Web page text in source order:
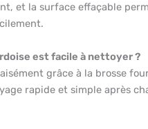
et la surface effaçable
est facile à nettoyer ?
aisément grâce à la brosse
rapide et simple après